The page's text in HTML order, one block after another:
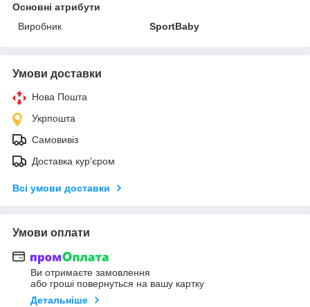
Основні атрибути
Виробник
SportBaby
Умови доставки
Нова Пошта
Укрпошта
Самовивіз
Доставка кур'єром
Всі умови доставки
Умови оплати
Ви отримаєте замовлення
або гроші повернуться на вашу картку
Детальніше